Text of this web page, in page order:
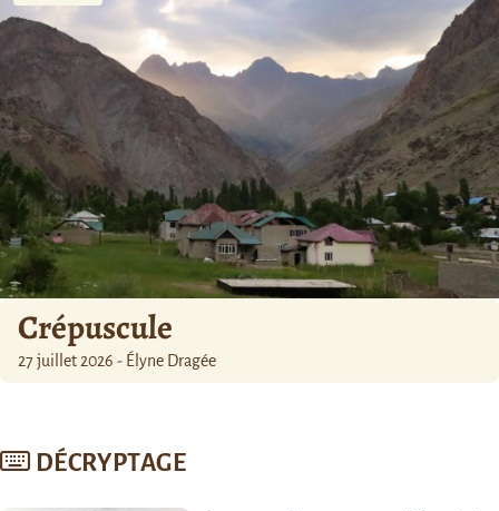
Crépuscule
27 juillet 2026 - Élyne Dragée
DÉCRYPTAGE